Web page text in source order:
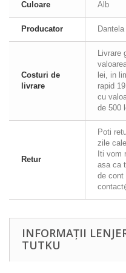
Culoare Alb
Producator
Costuri de
livrare
Livrare
lei, in
rapid
cu
de 500
Retur
Poti
zile
Iti vom
asa ca
de cont
INFORMAȚII
TUTKU